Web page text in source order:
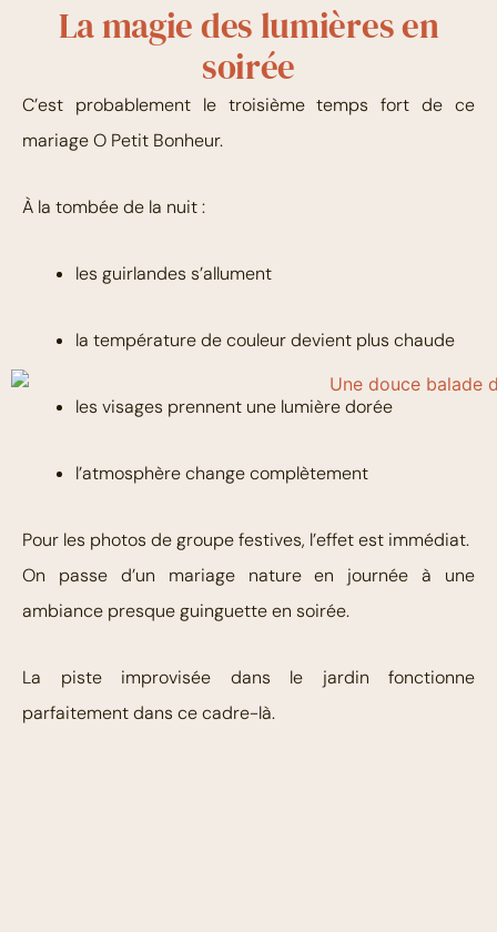
La magie des lumières en
soirée
C’est probablement le troisième temps fort de ce
mariage O Petit Bonheur.
À la tombée de la nuit :
les guirlandes s’allument
la température de couleur devient plus chaude
les visages prennent une lumière dorée
l’atmosphère change complètement
Pour les photos de groupe festives, l’effet est immédiat.
On passe d’un mariage nature en journée à une
ambiance presque guinguette en soirée.
La piste improvisée dans le jardin fonctionne
parfaitement dans ce cadre-là.